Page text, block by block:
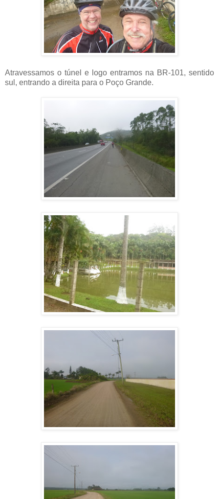
Atravessamos o túnel e logo entramos na BR-101, sentido
sul, entrando a direita para o Poço Grande.